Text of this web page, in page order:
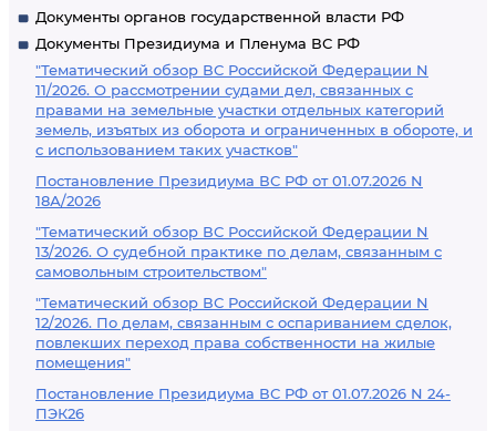
Документы органов государственной власти РФ
Документы Президиума и Пленума ВС РФ
"Тематический обзор ВС Российской Федерации N
11/2026. О рассмотрении судами дел, связанных с
правами на земельные участки отдельных категорий
земель, изъятых из оборота и ограниченных в обороте, и
с использованием таких участков"
Постановление Президиума ВС РФ от 01.07.2026 N
18А/2026
"Тематический обзор ВС Российской Федерации N
13/2026. О судебной практике по делам, связанным с
самовольным строительством"
"Тематический обзор ВС Российской Федерации N
12/2026. По делам, связанным с оспариванием сделок,
повлекших переход права собственности на жилые
помещения"
Постановление Президиума ВС РФ от 01.07.2026 N 24-
ПЭК26